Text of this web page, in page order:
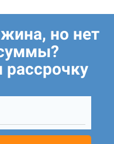
но нет